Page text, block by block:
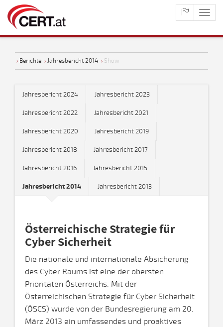
› Berichte › Jahresbericht 2014 › Show
Jahresbericht 2024 Jahresbericht 2023
Jahresbericht 2022 Jahresbericht 2021
Jahresbericht 2020 Jahresbericht 2019
Jahresbericht 2018 Jahresbericht 2017
Jahresbericht 2016 Jahresbericht 2015
Jahresbericht 2014 Jahresbericht 2013
Österreichische Strategie für
Cyber Sicherheit
Die nationale und internationale Absicherung
des Cyber Raums ist eine der obersten
Prioritäten Österreichs. Mit der
Österreichischen Strategie für Cyber Sicherheit
(ÖSCS) wurde von der Bundesregierung am 20.
März 2013 ein umfassendes und proaktives